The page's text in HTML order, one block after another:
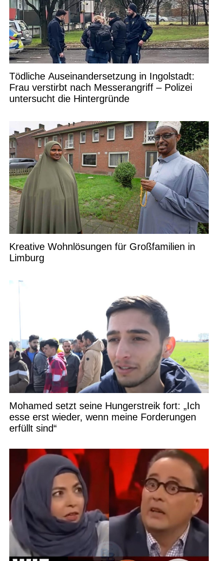
Tödliche Auseinandersetzung in Ingolstadt:
Frau verstirbt nach Messerangriff – Polizei
untersucht die Hintergründe
Kreative Wohnlösungen für Großfamilien in
Limburg
Mohamed setzt seine Hungerstreik fort: „Ich
esse erst wieder, wenn meine Forderungen
erfüllt sind“